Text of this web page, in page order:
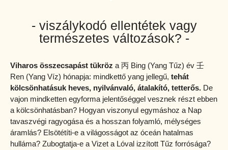
- viszálykodó ellentétek vagy
természetes változások? -
Viharos összecsapást tükröz a 丙 Bing (Yang Tűz) év 壬
Ren (Yang Víz) hónapja: mindkettő yang jellegű, tehát
kölcsönhatásuk heves, nyilvánvaló, átalakító, tetterős. De
vajon mindketten egyforma jelentőséggel vesznek részt ebben
a kölcsönhatásban? Hogyan viszonyul egymáshoz a Nap
tavaszvégi ragyogása és a hosszan folyamló, mélységes
áramlás? Elsötétíti-e a világosságot az óceán hatalmas
hulláma? Zubogtatja-e a Vizet a Lóval izzított Tűz forrósága?